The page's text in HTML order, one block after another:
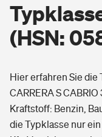
Arbeitsrechtsschutz
Wohnen
Elementarversicherung
Freizeit
Pri­vate Haft­pflicht­
Gesundheit
(HSN:
Hier erfahren Sie die
CARRERA S
Kraftstoff: Benzin,
die Typklasse nur